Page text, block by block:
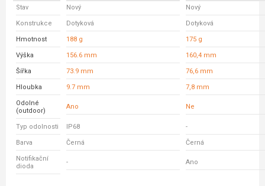
Stav
Nový Nový
Konstrukce Dotyková Dotyková
Hmotnost 188 g 175 g
Výška 156.6 mm 160,4 mm
Šířka 73.9 mm 76,6 mm
Hloubka 9.7 mm 7,8 mm
Odolné
(outdoor)
Ano Ne
Typ odolnosti IP68 -
Barva Černá Černá
Notifikační
dioda
- Ano